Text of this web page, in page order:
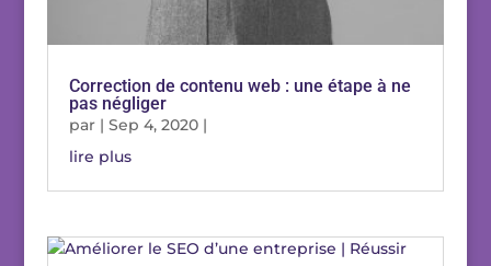
Correction de contenu web : une étape à ne
pas négliger
par | Sep 4, 2020|
lire plus